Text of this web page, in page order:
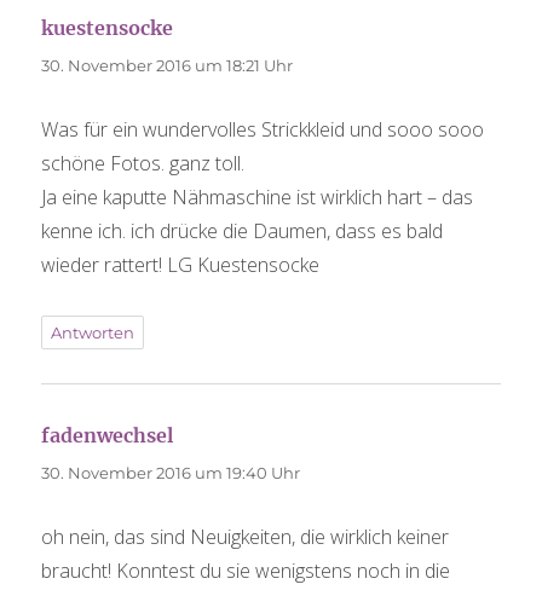
kuestensocke
30. November 2016 um 18:21 Uhr
Was für ein wundervolles Strickkleid und sooo sooo
schöne Fotos. ganz toll.
Ja eine kaputte Nähmaschine ist wirklich hart – das
kenne ich. ich drücke die Daumen, dass es bald
wieder rattert! LG Kuestensocke
Antworten
fadenwechsel
30. November 2016 um 19:40 Uhr
oh nein, das sind Neuigkeiten, die wirklich keiner
braucht! Konntest du sie wenigstens noch in die